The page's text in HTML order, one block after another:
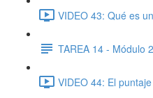
VIDEO 43: Qué es
TAREA 14 - Módulo 2
VIDEO 44: El